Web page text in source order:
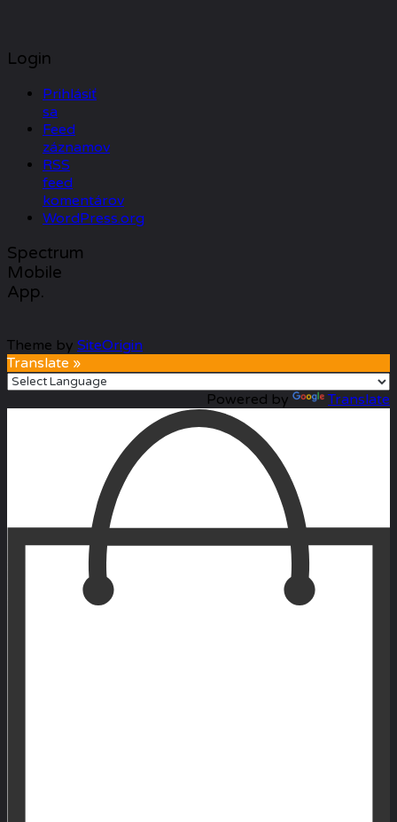
Login
Prihlásiť
sa
Feed
záznamov
RSS
feed
komentárov
WordPress.org
Spectrum
Mobile
App.
Theme by SiteOrigin
Translate »
Powered by Translate